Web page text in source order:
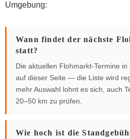
Umgebung:
Wann findet der nächste
statt?
Die aktuellen Flohmarkt-Termine
auf dieser Seite — die Liste wird
mehr Auswahl lohnt es sich, auch
20–50 km zu prüfen.
Wie hoch ist die